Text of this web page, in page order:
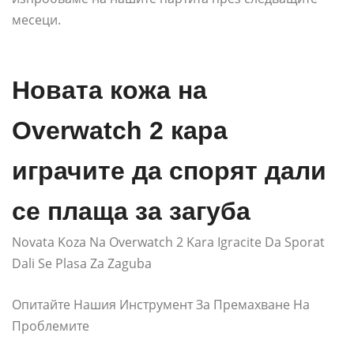
месеци.
Новата кожа на
Overwatch 2 кара
играчите да спорят дали
се плаща за загуба
Novata Koza Na Overwatch 2 Kara Igracite Da Sporat
Dali Se Plasa Za Zaguba
Опитайте Нашия Инструмент За Премахване На
Проблемите